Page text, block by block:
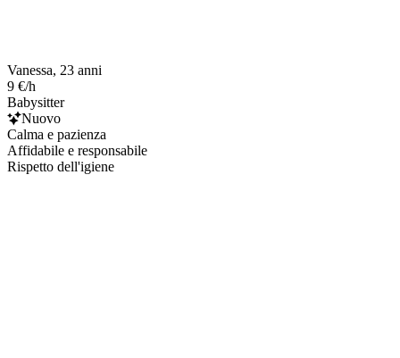
Vanessa, 23 anni
9 €/h
Babysitter
Nuovo
Calma e pazienza
Affidabile e responsabile
Rispetto dell'igiene